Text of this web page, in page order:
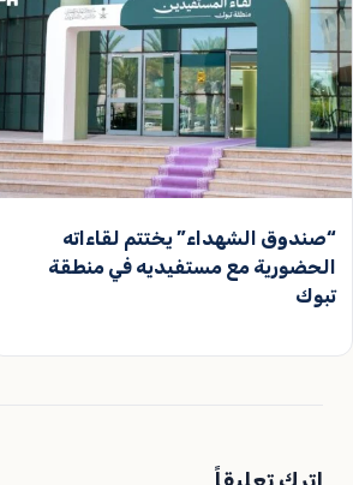
“صندوق الشهداء” يختتم لقاءاته
الحضورية مع مستفيديه في منطقة
تبوك